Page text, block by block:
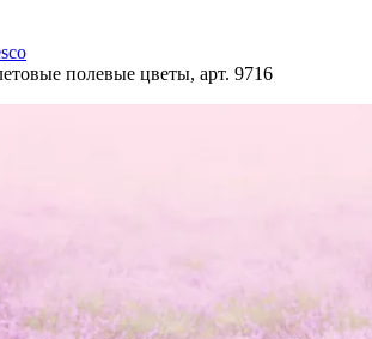
полевые цветы, арт. 9716